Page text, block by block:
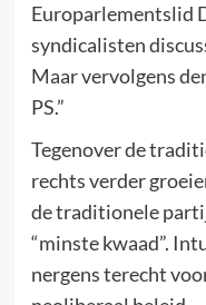
Europarlementslid
syndicalisten
Maar vervolgens
PS.”
Tegenover de
rechts verder
de traditionele
“minste kwaad”.
nergens terecht